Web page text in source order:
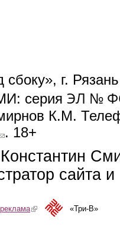
г.
серия ЭЛ №
К.М.
(link sends e-mail)
. 18+
сайта
(link is external)«Три-В»